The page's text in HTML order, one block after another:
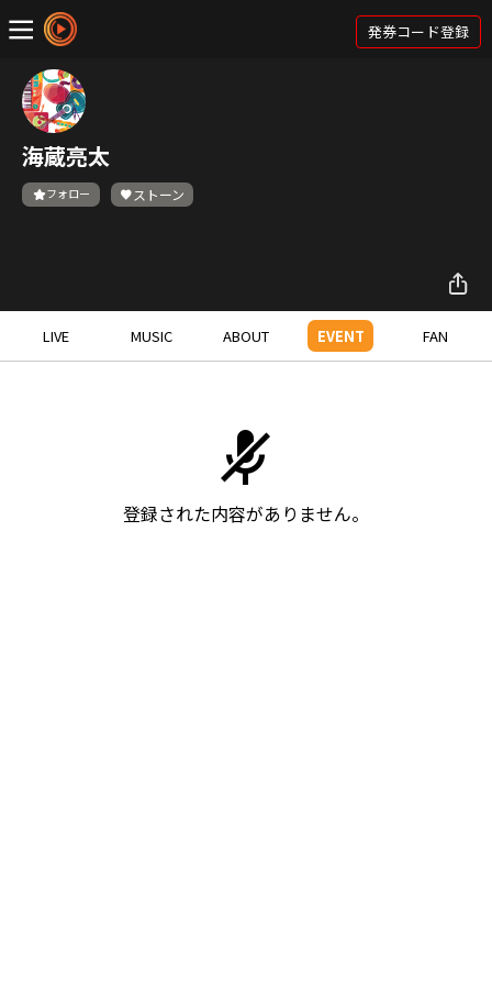
発券コード登録
海蔵亮太
フォロー ストーン
LIVE MUSIC ABOUT EVENT FAN
登録された内容がありません。